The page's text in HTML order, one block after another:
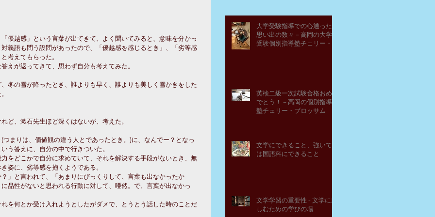
優越感」という言葉が出てきて、よく聞いてみると、意味を分かっ
義語も問う設問があったので、「優越感を感じるとき」、「劣等感
考えてもらった。
えが返ってきて、思わず自分も考えてみた。
冬の雪が降ったとき、誰よりも早く、誰よりも美しく雪かきをした
ど、漱石先生ほど深くはないが、考えた。
まりは、価値観の違う人とであったとき。)に、なんでー？となっ
う答えに、自分の中で行きついた。
をどこかで自分に求めていて、それを解決する手段がないとき、無
姿に、劣等感を抱くようである。
」と言われて、「あまりにびっくりして、言葉も出なかったか
品性がないと思われる行動に対して、唖然。で、言葉が出なかっ
を何とか受け入れようとしたがダメで、とうとう話した時のことだ
大学受験指導での心通った
思い出の数々－高岡の大学
受験個別指導塾チェリー・
英検二級一次試験合格おめ
でとう！－高岡の個別指導
塾チェリー・ブロッサム
文学にできること、強いて
は国語科にできること
文学学習の重要性 - 文学に親
しむための学びの場